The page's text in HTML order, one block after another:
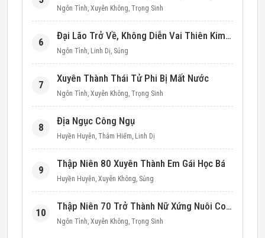
Ngôn Tình, Xuyên Không, Trọng Sinh
6
Đại Lão Trở Về, Không Diễn Vai Thiên Kim Giả Nữa
Ngôn Tình, Linh Dị, Sủng
7
Xuyên Thành Thái Tử Phi Bị Mất Nước
Ngôn Tình, Xuyên Không, Trọng Sinh
8
Địa Ngục Công Ngụ
Huyền Huyễn, Thám Hiểm, Linh Dị
9
Thập Niên 80 Xuyên Thành Em Gái Học Bá
Huyền Huyễn, Xuyên Không, Sủng
10
Thập Niên 70 Trở Thành Nữ Xứng Nuôi Con Làm Giàu
Ngôn Tình, Xuyên Không, Trọng Sinh